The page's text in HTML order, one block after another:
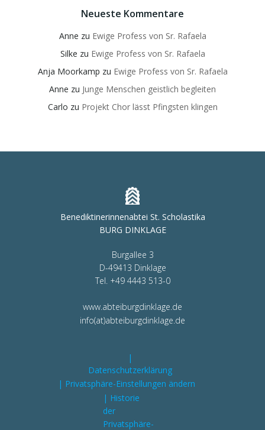
Neueste Kommentare
Anne zu Ewige Profess von Sr. Rafaela
Silke zu Ewige Profess von Sr. Rafaela
Anja Moorkamp zu Ewige Profess von Sr. Rafaela
Anne zu Junge Menschen geistlich begleiten
Carlo zu Projekt Chor lässt Pfingsten klingen
Benediktinerinnenabtei St. Scholastika
BURG DINKLAGE
Burgallee 3
D-49413 Dinklage
Tel. +49 4443 513-0
www.abteiburgdinklage.de
info(at)abteiburgdinklage.de
|
Datenschutzerklärung
| Privatsphäre-Einstellungen ändern
| Historie
der
Privatsphäre-